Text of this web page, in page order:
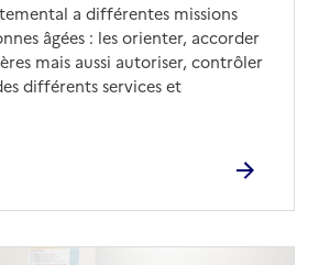
a différentes missions
âgées : les orienter, accorder
mais aussi autoriser, contrôler
différents services et